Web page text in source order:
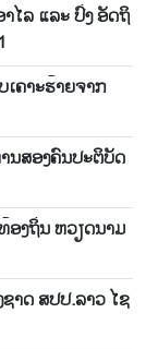
ໄລ ແລະ ປົ່ງ​ ອັດ​ຖິ​
ຄາ​ະ​ຮ້າຍ​ຈາກ​
ນ​ສອງ​ຄົນ​ປະ​ຕິ​ບັດ​
ງ​ຖິ່ນ ຫວຽດ​ນາມ
າດ ສ​ປ​ປ.ລາວ ໄຊ​